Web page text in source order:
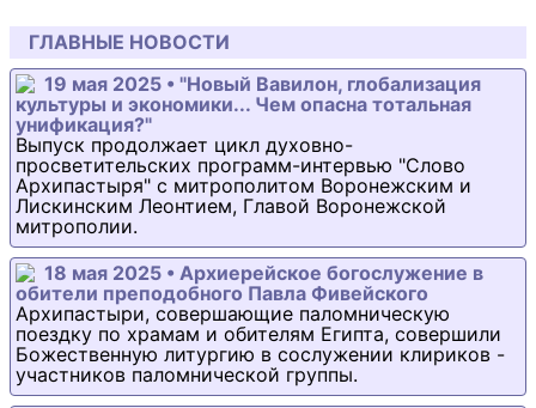
ГЛАВНЫЕ НОВОСТИ
19 мая 2025 • "Новый Вавилон, глобализация
культуры и экономики... Чем опасна тотальная
унификация?"
Выпуск продолжает цикл духовно-
просветительских программ-интервью "Слово
Архипастыря" с митрополитом Воронежским и
Лискинским Леонтием, Главой Воронежской
митрополии.
18 мая 2025 • Архиерейское богослужение в
обители преподобного Павла Фивейского
Архипастыри, совершающие паломническую
поездку по храмам и обителям Египта, совершили
Божественную литургию в сослужении клириков -
участников паломнической группы.